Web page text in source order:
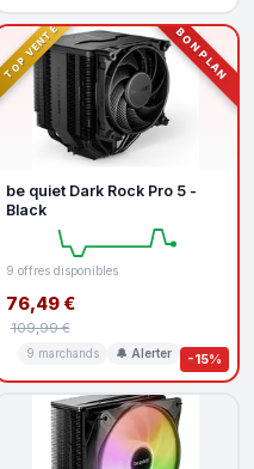
TOP VENTE BON PLAN
-15%
be quiet Dark Rock Pro 5 -
Black
9 offres disponibles
76,49 €
109,99 €
9 marchands 🔔 Alerter